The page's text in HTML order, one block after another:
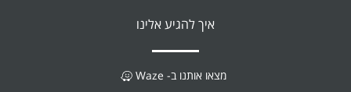
איך להגיע אלינו
מצאו אותנו ב- Waze